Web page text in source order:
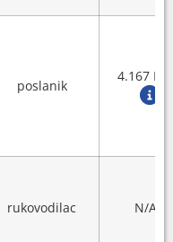
poslanik
4.167 KM
rukovodilac N/A